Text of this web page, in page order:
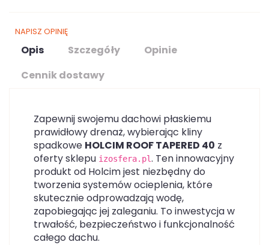
NAPISZ OPINIĘ
Opis Szczegóły
Opinie
Cennik dostawy
Zapewnij swojemu dachowi płaskiemu
prawidłowy drenaż, wybierając kliny
spadkowe HOLCIM ROOF TAPERED 40 z
oferty sklepu izosfera.pl. Ten innowacyjny
produkt od Holcim jest niezbędny do
tworzenia systemów ocieplenia, które
skutecznie odprowadzają wodę,
zapobiegając jej zaleganiu. To inwestycja w
trwałość, bezpieczeństwo i funkcjonalność
całego dachu.